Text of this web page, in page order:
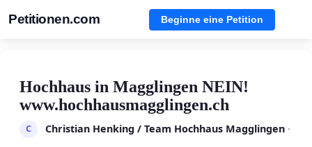
Petitionen.com Beginne eine Petition
Hochhaus in Magglingen NEIN!
www.hochhausmagglingen.ch
C Christian Henking / Team Hochhaus Magglingen·